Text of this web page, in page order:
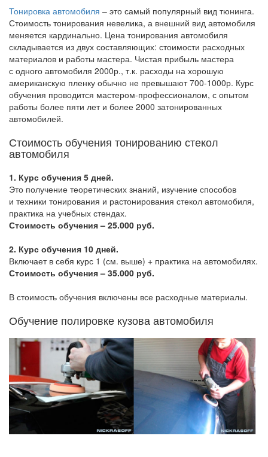
Тонировка автомобиля – это самый популярный вид тюнинга.
Стоимость тонирования невелика, а внешний вид автомобиля
меняется кардинально. Цена тонирования автомобиля
складывается из двух составляющих: стоимости расходных
материалов и работы мастера. Чистая прибыль мастера
с одного автомобиля 2000р., т.к. расходы на хорошую
американскую пленку обычно не превышают 700-1000р. Курс
обучения проводится мастером-профессионалом, с опытом
работы более пяти лет и более 2000 затонированных
автомобилей.
Стоимость обучения тонированию стекол
автомобиля
1. Курс обучения 5 дней.
Это получение теоретических знаний, изучение способов
и техники тонирования и растонирования стекол автомобиля,
практика на учебных стендах.
Стоимость обучения – 25.000 руб.
2. Курс обучения 10 дней.
Включает в себя курс 1 (см. выше) + практика на автомобилях.
Стоимость обучения – 35.000 руб.
В стоимость обучения включены все расходные материалы.
Обучение полировке кузова автомобиля